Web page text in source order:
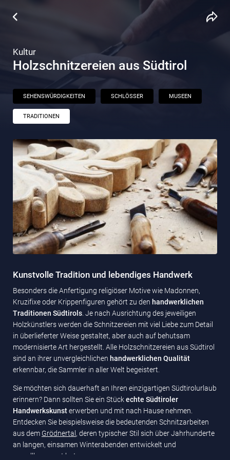
Kultur
Holzschnitzereien aus Südtirol
SEHENSWÜRDIGKEITEN SCHLÖSSER MUSEEN
TRADITIONEN
Kunstvolle Tradition und lebendiges Handwerk
Besonders die Anfertigung religiöser Motive wie Madonnen,
Kruzifixe oder Krippenfiguren gehört zu den handwerklichen
Traditionen Südtirols . Je nach Ausrichtung des jeweiligen
Holzkünstlers werden die Schnitzereien mit viel Liebe zum Detail
in überlieferter Weise gestaltet, aber auch auf behutsam
modernisierte Art hergestellt. Alle Holzschnitzereien aus Südtirol
sind an ihrer unvergleichlichen handwerklichen Qualität
erkennbar, die Sammler in aller Welt begeistert.
Sie möchten sich dauerhaft an Ihren einzigartigen Südtirolurlaub
erinnern? Dann sollten Sie ein Stückechte Südtiroler
Handwerkskunsterwerben und mit nach Hause nehmen.
Entdecken Sie beispielsweise die bedeutenden Schnitzarbeiten
aus dem Grödnertal , deren typischer Stil sich über Jahrhunderte
an langen, einsamen Winterabenden entwickelt und
vervollkommnet hat.